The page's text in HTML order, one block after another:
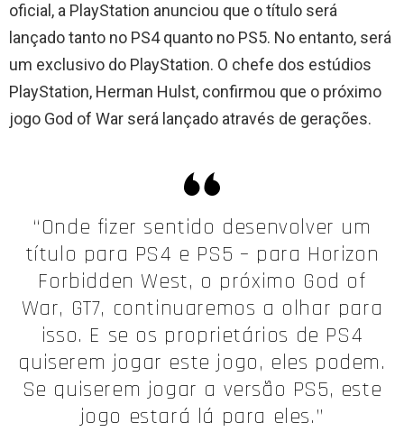
oficial, a PlayStation anunciou que o título será
lançado tanto no PS4 quanto no PS5. No entanto, será
um exclusivo do PlayStation. O chefe dos estúdios
PlayStation, Herman Hulst, confirmou que o próximo
jogo God of War será lançado através de gerações.
“Onde fizer sentido desenvolver um
título para PS4 e PS5 – para Horizon
Forbidden West, o próximo God of
War, GT7, continuaremos a olhar para
isso. E se os proprietários de PS4
quiserem jogar este jogo, eles podem.
Se quiserem jogar a versão PS5, este
jogo estará lá para eles.”